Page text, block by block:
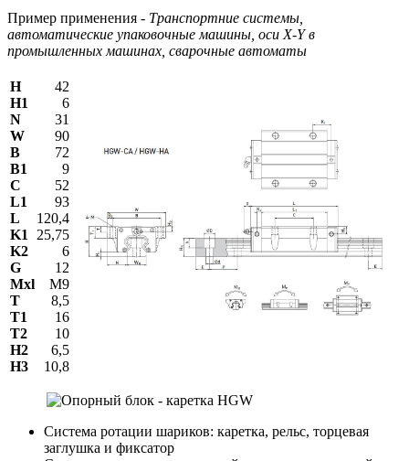
Пример применения - Транспортние системы,
автоматические упаковочные машины, оси X-Y в
промышленных машинах, сварочные автоматы
H
42
H1
6
N
31
W
90
В
72
B1
9
C
52
L1
93
L
120,4
K1
25,75
K2
6
G
12
Mxl
M9
T
8,5
T1
16
T2
10
H2
6,5
Н3
10,8
Система ротации шариков: каретка, рельс, торцевая
заглушка и фиксатор